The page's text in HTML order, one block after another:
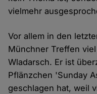
vielmehr
Vor allem in den
Münchner Treffen
Wladarsch. Er ist
Pflänzchen 'Sunday
geschlagen hat, weil